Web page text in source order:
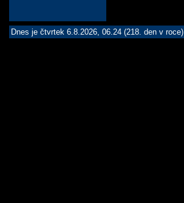
Dnes je čtvrtek 6.8.2026, 06.24 (218. den v roce)